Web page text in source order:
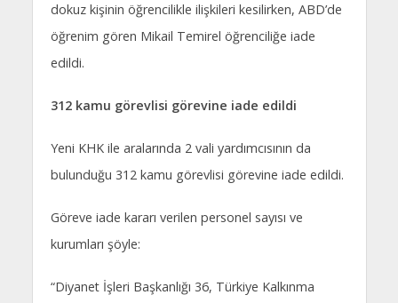
dokuz kişinin öğrencilikle ilişkileri kesilirken, ABD’de
öğrenim gören Mikail Temirel öğrenciliğe iade
edildi.
312 kamu görevlisi görevine iade edildi
Yeni KHK ile aralarında 2 vali yardımcısının da
bulunduğu 312 kamu görevlisi görevine iade edildi.
Göreve iade kararı verilen personel sayısı ve
kurumları şöyle:
“Diyanet İşleri Başkanlığı 36, Türkiye Kalkınma